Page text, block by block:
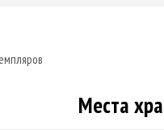
Места